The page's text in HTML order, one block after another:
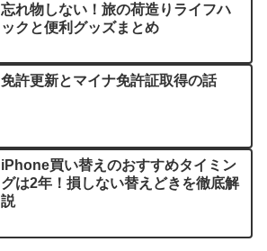
忘れ物しない！旅の荷造りライフハ
ックと便利グッズまとめ
免許更新とマイナ免許証取得の話
iPhone買い替えのおすすめタイミン
グは2年！損しない替えどきを徹底解
説